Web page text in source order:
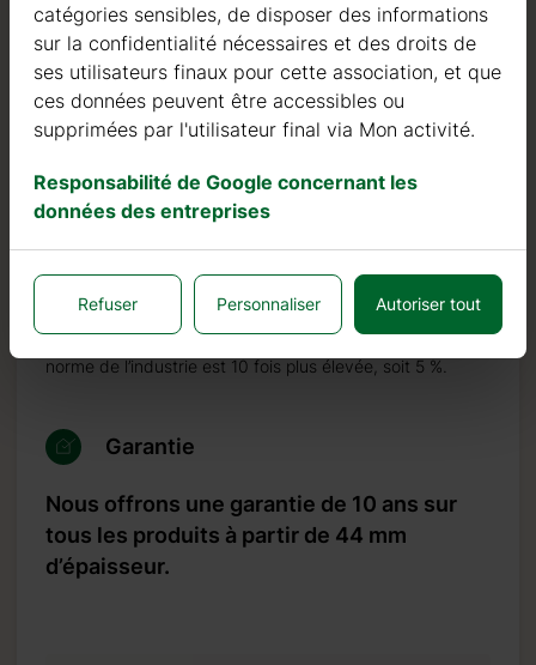
Le bois de sapin nordique se distingue par ses
caractéristiques idéales dans la construction de maisons
en bois. Il est de couleur très claire, avec peu de nœuds,
et est connu pour sa résistance à la pourriture, à la
moisissure et aux insectes.
En plus des investissements dans le bois, nous
continuons à investir dans des machines automatiques
Nous pouvons fièrement affirmer que notre taux de
retour ou de défaut est inférieur à 0,5 %, tandis que la
norme de l’industrie est 10 fois plus élevée, soit 5 %.
Garantie
Nous offrons une garantie de 10 ans sur
tous les produits à partir de 44 mm
d’épaisseur.
catégories sensibles, de disposer des informations
sur la confidentialité nécessaires et des droits de
ses utilisateurs finaux pour cette association, et que
ces données peuvent être accessibles ou
supprimées par l'utilisateur final via Mon activité.
Responsabilité de Google concernant les
données des entreprises
Refuser Personnaliser Autoriser tout